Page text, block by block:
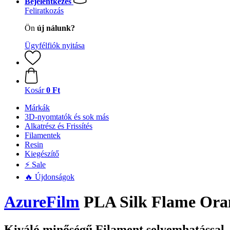
Feliratkozás
Ön új nálunk?
Ügyfélfiók nyitása
Kosár 0 Ft
Márkák
3D-nyomtatók és sok más
Alkatrész és Frissítés
Filamentek
Resin
Kiegészítő
⚡ Sale
🔥 Újdonságok
AzureFilm PLA Silk Flame